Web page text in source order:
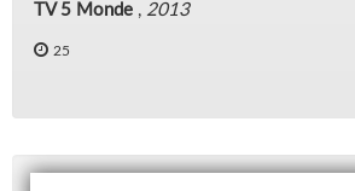
TV 5 Monde , 2013
25